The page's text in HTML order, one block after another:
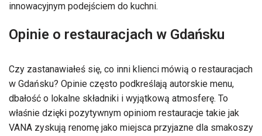
innowacyjnym podejściem do kuchni.
Opinie o restauracjach w Gdańsku
Czy zastanawiałeś się, co inni klienci mówią o restauracjach
w Gdańsku? Opinie często podkreślają autorskie menu,
dbałość o lokalne składniki i wyjątkową atmosferę. To
właśnie dzięki pozytywnym opiniom restauracje takie jak
VANA zyskują renomę jako miejsca przyjazne dla smakoszy